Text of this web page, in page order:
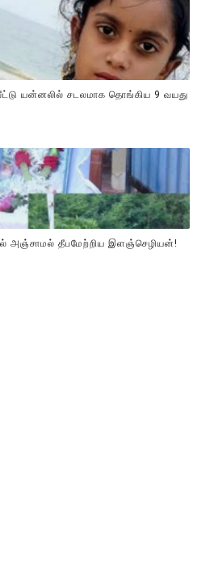
வீட்டு யன்னலில் சடலமாக தொங்கிய 9 வயது
அஞ்சாமல் தீபமேற்றிய இளஞ்செழியன்!